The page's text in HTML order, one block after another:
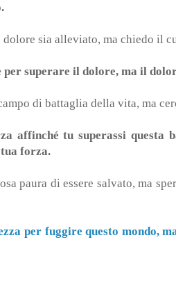
sia alleviato, ma chiedo il
per superare il dolore, ma il
di battaglia della vita, ma
affinché tu superassi questa
forza.
paura di essere salvato, ma
per fuggire questo mondo,